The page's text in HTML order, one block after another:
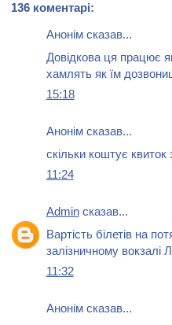
136 коментарі:
Анонім сказав...
Довідкова ця працює
хамлять як їм
15:18
Анонім сказав...
скільки коштує
11:24
Adminсказав...
Вартість білетів на
залізничному вокзалі
11:32
Анонім сказав...